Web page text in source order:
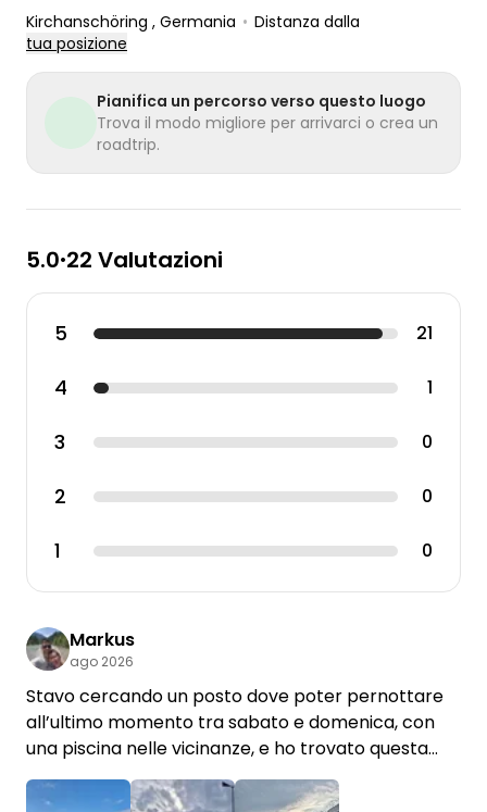
Kirchanschöring , Germania • Distanza dalla
tua posizione
Pianifica un percorso verso questo luogo
Trova il modo migliore per arrivarci o crea un
roadtrip.
5.0•22 Valutazioni
5 21
4 1
3 0
2 0
1 0
Markus
ago 2026
Stavo cercando un posto dove poter pernottare
all’ultimo momento tra sabato e domenica, con
una piscina nelle vicinanze, e ho trovato questa
piazzola singola. Cercavo un luogo tranquillo e
l’annuncio mi ha subito convinto. Ho quindi inviato